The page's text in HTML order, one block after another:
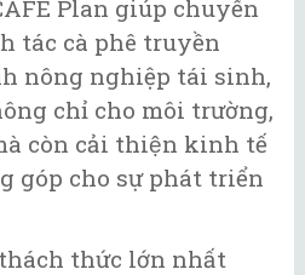
Plan giúp chuyển
tác cà phê truyền
nông nghiệp tái sinh,
chỉ cho môi trường,
còn cải thiện kinh tế
góp cho sự phát triển
thức lớn nhất